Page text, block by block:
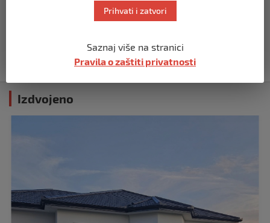
Papa Lav XIV izjavio da je situacija vrlo
Dohu
prije 11 mjeseci
Izdvojeno
Prihvati i zatvori
Saznaj više na stranici
Pravila o zaštiti privatnosti